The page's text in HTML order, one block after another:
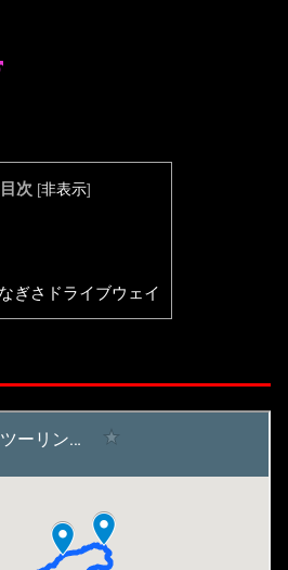
目次 [非表示]
ぎさドライブウェイ